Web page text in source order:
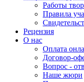
Работы
Правила
Рецензия
О нас
Оплата
Договор-
Вопрос -
Наше жюри